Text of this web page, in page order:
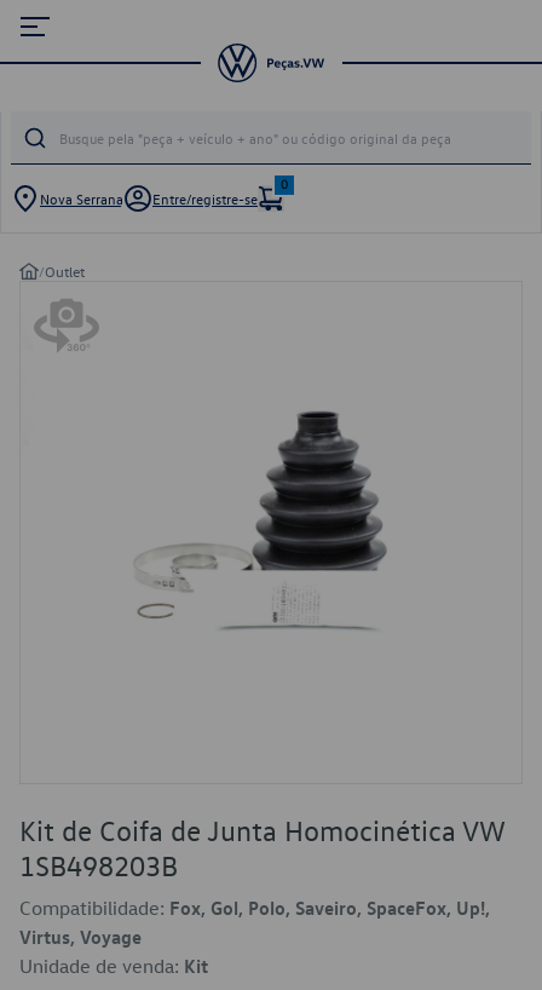
Nova Serrana Entre/registre-se
0
/Outlet
Kit de Coifa de Junta Homocinética VW
1SB498203B
Compatibilidade: Fox, Gol, Polo, Saveiro, SpaceFox, Up!,
Virtus, Voyage
Unidade de venda: Kit